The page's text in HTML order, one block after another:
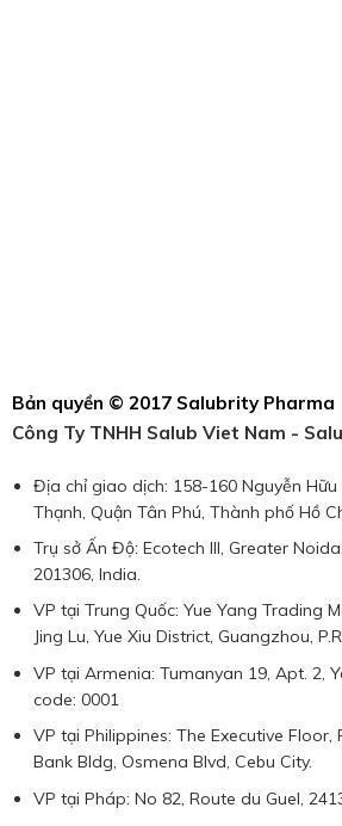
Bản quyền © 2017 Salubrity Pharma
Công Ty TNHH Salub Viet Nam -
Địa chỉ giao dịch: 158-160 Nguyễn Hữu
Thạnh, Quận Tân Phú, Thành phố Hồ
Trụ sở Ấn Độ: Ecotech III, Greater
201306, India.
VP tại Trung Quốc: Yue Yang Trading
Jing Lu, Yue Xiu District, Guangzhou,
VP tại Armenia: Tumanyan 19, Apt. 2,
code: 0001
VP tại Philippines: The Executive Floor,
Bank Bldg, Osmena Blvd, Cebu City.
VP tại Pháp: No 82, Route du Guel,